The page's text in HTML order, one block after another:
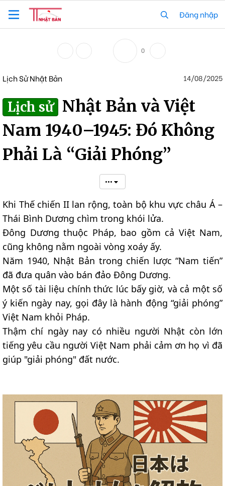
Đăng nhập
0
Lịch Sử Nhật Bản 14/08/2025
Lịch sử Nhật Bản và Việt
Nam 1940–1945: Đó Không
Phải Là “Giải Phóng”
•••
Khi Thế chiến II lan rộng, toàn bộ khu vực châu Á –
Thái Bình Dương chìm trong khói lửa.
Đông Dương thuộc Pháp, bao gồm cả Việt Nam,
cũng không nằm ngoài vòng xoáy ấy.
Năm 1940, Nhật Bản trong chiến lược “Nam tiến”
đã đưa quân vào bán đảo Đông Dương.
Một số tài liệu chính thức lúc bấy giờ, và cả một số
ý kiến ngày nay, gọi đây là hành động “giải phóng”
Việt Nam khỏi Pháp.
Thậm chí ngày nay có nhiều người Nhật còn lớn
tiếng yêu cầu người Việt Nam phải cảm ơn họ vì đã
giúp "giải phóng" đất nước.